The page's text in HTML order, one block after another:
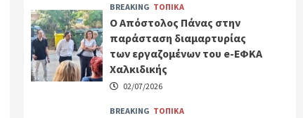
BREAKING ΤΟΠΙΚΑ
Ο Απόστολος Πάνας στην
παράσταση διαμαρτυρίας
των εργαζομένων του e-ΕΦΚΑ
Χαλκιδικής
02/07/2026
BREAKING ΤΟΠΙΚΑ